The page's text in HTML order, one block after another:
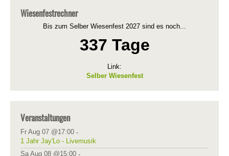
Wiesenfestrechner
Bis zum Selber Wiesenfest 2027 sind es noch...
337 Tage
Link:
Selber Wiesenfest
Veranstaltungen
Fr Aug 07 @17:00 -
1 Jahr Jay'Lo - Livemusik
Sa Aug 08 @15:00 -